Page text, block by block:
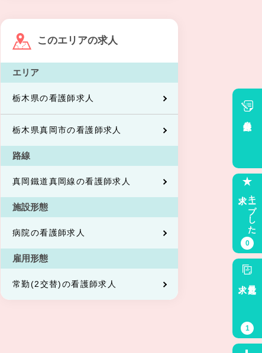
このエリアの求人
エリア
栃木県の看護師求人
栃木県真岡市の看護師求人
路線
真岡鐵道真岡線の看護師求人
施設形態
病院の看護師求人
雇用形態
常勤(2交替)の看護師求人
キープした
0
最近見た
1